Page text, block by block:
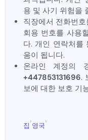
용 및 사기 위험을
직장에서 전화번
회용 번호를 사용
다. 개인 연락처를
움이 됩니다.
온라인 계정의
+447853131696.
보에 대한 보호 기
집
›
영국
›